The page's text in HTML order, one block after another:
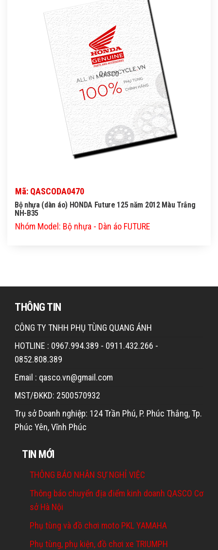
QASCO
Mã: QASCODA0470
Bộ nhựa (dàn áo) HONDA Future 125 năm 2012 Màu Trắng
NH-B35
Nhóm Model: Bộ nhựa - Dàn áo FUTURE
THÔNG TIN
CÔNG TY TNHH PHỤ TÙNG QUANG ÁNH
HOTLINE : 0967.994.389 - 0911.432.266 -
0852.808.389
Email : qasco.vn@gmail.com
MST/ĐKKD: 2500570932
Trụ sở Doanh nghiệp: 124 Trần Phú, P. Phúc Thắng, Tp.
Phúc Yên, Vĩnh Phúc
TIN MỚI
THÔNG BÁO NHÂN SỰ NGHỈ VIỆC
Thông báo chuyển địa điểm kinh doanh QASCO Cơ
sở Hà Nội
Phụ tùng và đồ chơi moto PKL YAMAHA
Phụ tùng, phụ kiện, đồ chơi xe TRIUMPH